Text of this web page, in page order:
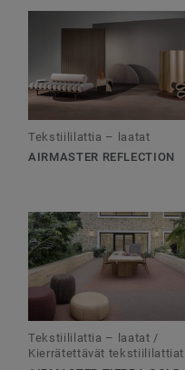
Tekstiililattia – laatat
AIRMASTER REFLECTION
Tekstiililattia – laatat /
Kierrätettävät tekstiililattiat